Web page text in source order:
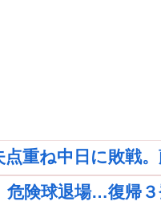
点重ね中日に敗戦
危険球退場…復帰